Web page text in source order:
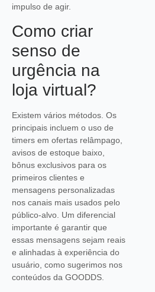
impulso de agir.
Como criar
senso de
urgência na
loja virtual?
Existem vários métodos. Os
principais incluem o uso de
timers em ofertas relâmpago,
avisos de estoque baixo,
bônus exclusivos para os
primeiros clientes e
mensagens personalizadas
nos canais mais usados pelo
público-alvo. Um diferencial
importante é garantir que
essas mensagens sejam reais
e alinhadas à experiência do
usuário, como sugerimos nos
conteúdos da GOODDS.